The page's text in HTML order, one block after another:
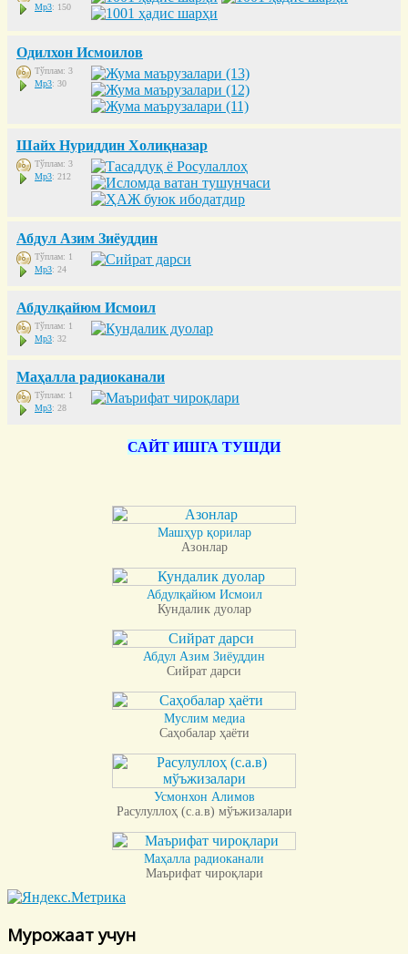
Mp3: 150
Одилхон Исмоилов
Тўплам: 3
Mp3: 30
Шайх Нуриддин Холиқназар
Тўплам: 3
Mp3: 212
Абдул Азим Зиёуддин
Тўплам: 1
Mp3: 24
Абдулқайюм Исмоил
Тўплам: 1
Mp3: 32
Маҳалла радиоканали
Тўплам: 1
Mp3: 28
САЙТ ИШГА ТУШДИ
Машҳур қорилар
Азонлар
Абдулқайюм Исмоил
Кундалик дуолар
Абдул Азим Зиёуддин
Сийрат дарси
Муслим медиа
Саҳобалар ҳаёти
Усмонхон Алимов
Расулуллоҳ (с.а.в) мўъжизалари
Маҳалла радиоканали
Маърифат чироқлари
Мурожаат учун